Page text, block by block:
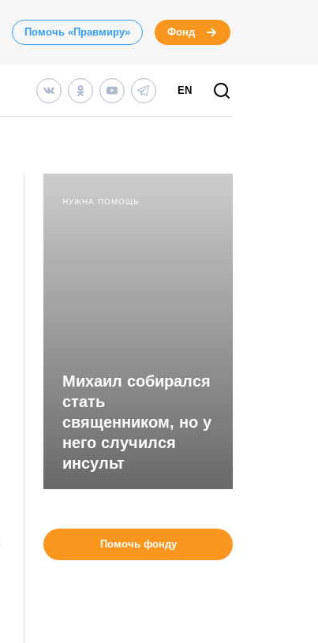
Помочь «Правмиру» Фонд
EN
НУЖНА ПОМОЩЬ
Михаил собирался
стать
священником, но у
него случился
инсульт
Помочь фонду